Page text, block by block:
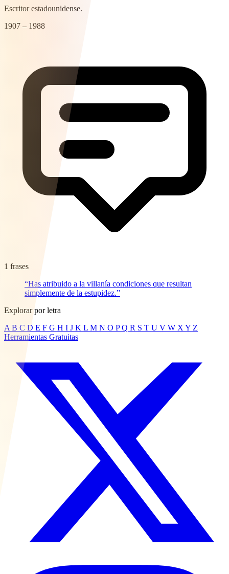
Escritor estadounidense.
1907 – 1988
1 frases
“Has atribuido a la villanía condiciones que resultan
simplemente de la estupidez.”
Explorar por letra
A B C D E F G H I J K L M N O P Q R S T U V W X Y Z
Herramientas Gratuitas